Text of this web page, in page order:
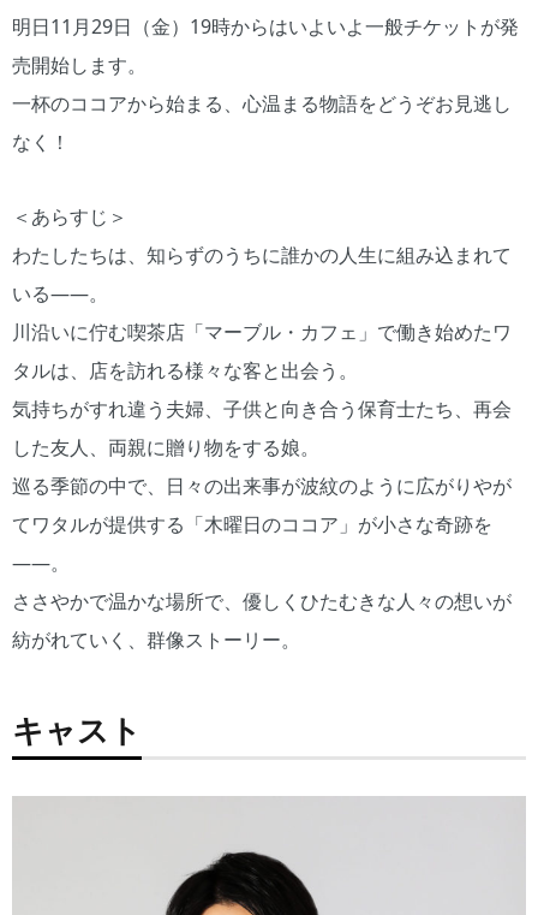
明日11月29日（金）19時からはいよいよ一般チケットが発
売開始します。
一杯のココアから始まる、心温まる物語をどうぞお見逃し
なく！
＜あらすじ＞
わたしたちは、知らずのうちに誰かの人生に組み込まれて
いる――。
川沿いに佇む喫茶店「マーブル・カフェ」で働き始めたワ
タルは、店を訪れる様々な客と出会う。
気持ちがすれ違う夫婦、子供と向き合う保育士たち、再会
した友人、両親に贈り物をする娘。
巡る季節の中で、日々の出来事が波紋のように広がりやが
てワタルが提供する「木曜日のココア」が小さな奇跡を
――。
ささやかで温かな場所で、優しくひたむきな人々の想いが
紡がれていく、群像ストーリー。
キャスト